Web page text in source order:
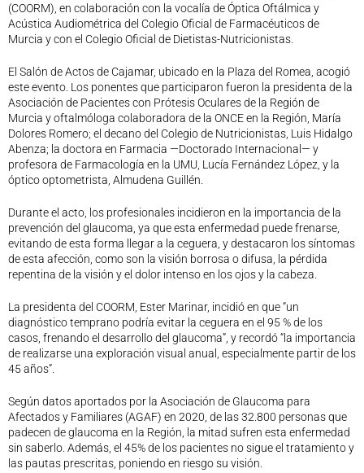
Formación
Formación
Vídeos de formación
Eventos COORM
MURCIA OPTOM MEETING 2025
EL COORM EN EL OPTOM 2024
V Congreso de Salud Visual y Pediatría 2022
Transparencia
Actualidad
Contacto
(COORM), en colaboración con la vocalía de Óptica Oftálmica y
Acústica Audiométrica del Colegio Oficial de Farmacéuticos de
Murcia y con el Colegio Oficial de Dietistas-Nutricionistas.
El Salón de Actos de Cajamar, ubicado en la Plaza del Romea, acogió
este evento. Los ponentes que participaron fueron la presidenta de la
Asociación de Pacientes con Prótesis Oculares de la Región de
Murcia y oftalmóloga colaboradora de la ONCE en la Región, María
Dolores Romero; el decano del Colegio de Nutricionistas, Luis Hidalgo
Abenza; la doctora en Farmacia —Doctorado Internacional— y
profesora de Farmacología en la UMU, Lucía Fernández López, y la
óptico optometrista, Almudena Guillén.
Durante el acto, los profesionales incidieron en la importancia de la
prevención del glaucoma, ya que esta enfermedad puede frenarse,
evitando de esta forma llegar a la ceguera, y destacaron los síntomas
de esta afección, como son la visión borrosa o difusa, la pérdida
repentina de la visión y el dolor intenso en los ojos y la cabeza.
La presidenta del COORM, Ester Marinar, incidió en que “un
diagnóstico temprano podría evitar la ceguera en el 95 % de los
casos, frenando el desarrollo del glaucoma”, y recordó “la importancia
de realizarse una exploración visual anual, especialmente partir de los
45 años”.
Según datos aportados por la Asociación de Glaucoma para
Afectados y Familiares (AGAF) en 2020, de las 32.800 personas que
padecen de glaucoma en la Región, la mitad sufren esta enfermedad
sin saberlo. Además, el 45% de los pacientes no sigue el tratamiento y
las pautas prescritas, poniendo en riesgo su visión.